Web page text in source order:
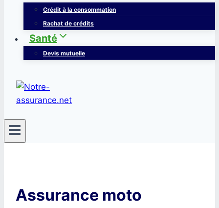
Crédit à la consommation
Rachat de crédits
Santé
Devis mutuelle
Assurance moto